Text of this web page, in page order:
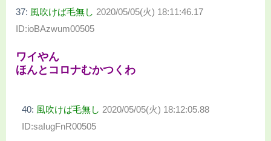
37: 風吹けば毛無し 2020/05/05(火) 18:11:46.17
ID:ioBAzwum00505
ワイやん
ほんとコロナむかつくわ
40: 風吹けば毛無し 2020/05/05(火) 18:12:05.88
ID:saIugFnR00505